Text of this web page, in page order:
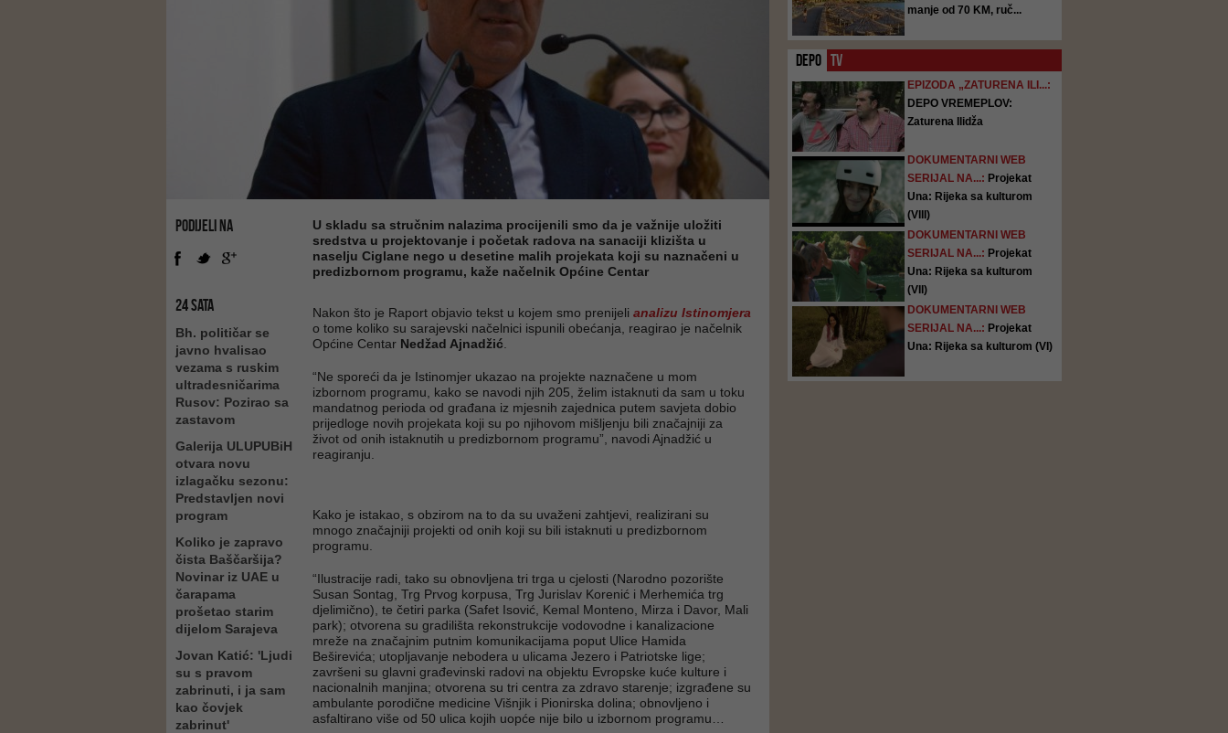
PODIJELI NA
24 SATA
Bh. političar se
javno hvalisao
vezama s ruskim
ultradesničarima
Rusov: Pozirao sa
zastavom
Galerija ULUPUBiH
otvara novu
izlagačku sezonu:
Predstavljen novi
program
Koliko je zapravo
čista Baščaršija?
Novinar iz UAE u
čarapama
prošetao starim
dijelom Sarajeva
Jovan Katić: 'Ljudi
su s pravom
zabrinuti, i ja sam
kao čovjek
zabrinut'
U skladu sa stručnim nalazima procijenili smo da je važnije uložiti
sredstva u projektovanje i početak radova na sanaciji klizišta u
naselju Ciglane nego u desetine malih projekata koji su naznačeni u
predizbornom programu, kaže načelnik Općine Centar
Nakon što je Raport objavio tekst u kojem smo prenijeli analizu Istinomjera
o tome koliko su sarajevski načelnici ispunili obećanja, reagirao je načelnik
Općine Centar Nedžad Ajnadžić
“Ne sporeći da je Istinomjer ukazao na projekte naznačene u mom
izbornom programu, kako se navodi njih 205, želim istaknuti da sam u toku
mandatnog perioda od građana iz mjesnih zajednica putem savjeta dobio
prijedloge novih projekata koji su po njihovom mišljenju bili značajniji za
život od onih istaknutih u predizbornom programu”, navodi Ajnadžić u
reagiranju.
Kako je istakao, s obzirom na to da su uvaženi zahtjevi, realizirani su
mnogo značajniji projekti od onih koji su bili istaknuti u predizbornom
programu.
“Ilustracije radi, tako su obnovljena tri trga u cjelosti (Narodno pozorište
Susan Sontag, Trg Prvog korpusa, Trg Jurislav Korenić i Merhemića trg
djelimično), te četiri parka (Safet Isović, Kemal Monteno, Mirza i Davor, Mali
park); otvorena su gradilišta rekonstrukcije vodovodne i kanalizacione
mreže na značajnim putnim komunikacijama poput Ulice Hamida
Beširevića; utopljavanje nebodera u ulicama Jezero i Patriotske lige;
završeni su glavni građevinski radovi na objektu Evropske kuće kulture i
nacionalnih manjina; otvorena su tri centra za zdravo starenje; izgrađene su
ambulante porodične medicine Višnjik i Pionirska dolina; obnovljeno i
asfaltirano više od 50 ulica kojih uopće nije bilo u izbornom programu…
manje od 70 KM, ruč...
DEPO TV
EPIZODA „ZATURENA ILI...:
DEPO VREMEPLOV:
Zaturena Ilidža
DOKUMENTARNI WEB
SERIJAL NA...: Projekat
Una: Rijeka sa kulturom
(VIII)
DOKUMENTARNI WEB
SERIJAL NA...: Projekat
Una: Rijeka sa kulturom
(VII)
DOKUMENTARNI WEB
SERIJAL NA...: Projekat
Una: Rijeka sa kulturom (VI)